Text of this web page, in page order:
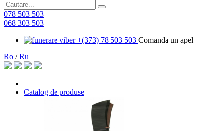
078 503 503
068 303 503
+(373) 78 503 503 Comanda un apel
Ro /Ru
Catalog de produse